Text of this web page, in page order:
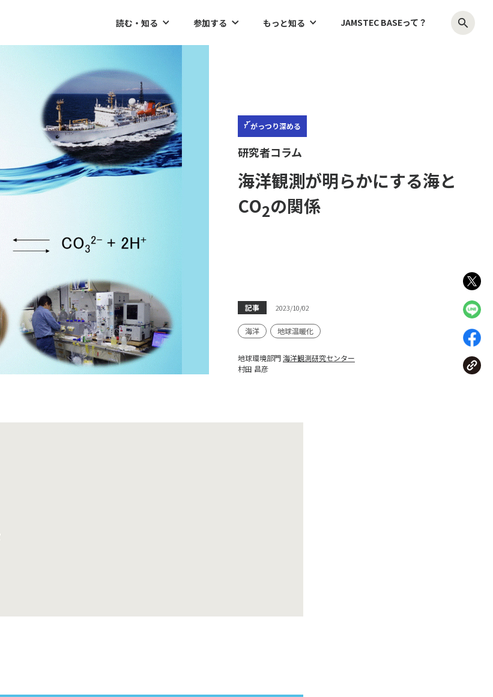
読む・知る 参加する もっと知る JAMSTEC BASEって？
がっつり深める
研究者コラム
海洋観測が明らかにする海と
CO2の関係
記事 2023/10/02
海洋 地球温暖化
地球環境部門海洋観測研究センター
村田 昌彦